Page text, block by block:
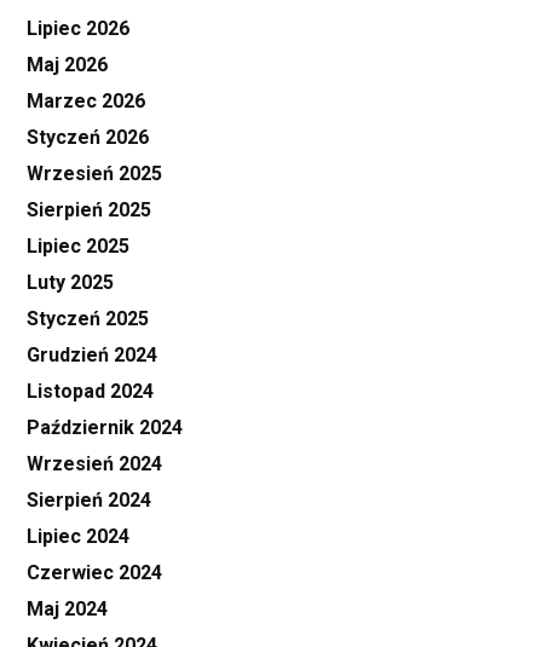
Lipiec 2026
Maj 2026
Marzec 2026
Styczeń 2026
Wrzesień 2025
Sierpień 2025
Lipiec 2025
Luty 2025
Styczeń 2025
Grudzień 2024
Listopad 2024
Październik 2024
Wrzesień 2024
Sierpień 2024
Lipiec 2024
Czerwiec 2024
Maj 2024